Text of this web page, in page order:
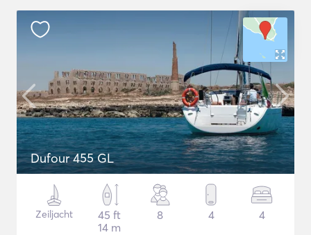
Dufour 455 GL
Zeiljacht
45 ft
14 m
8 4 4